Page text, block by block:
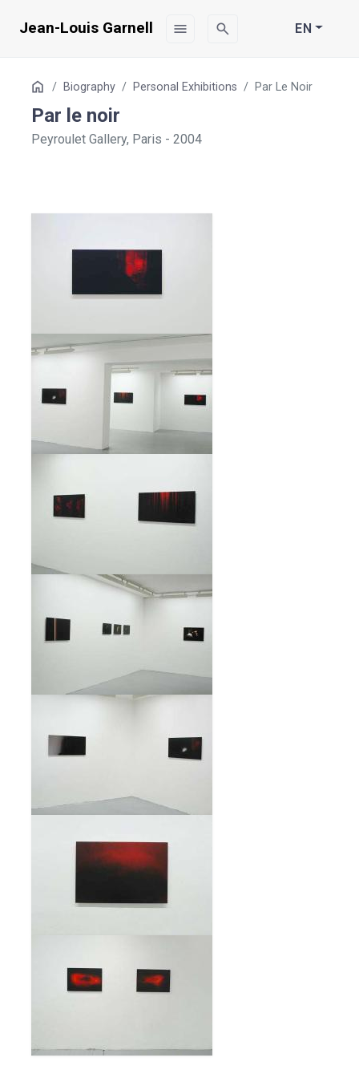
Jean-Louis Garnell menu search EN
Home Biography Personal Exhibitions Par Le Noir
Table
Contents
Par le noir
Peyroulet Gallery, Paris - 2004